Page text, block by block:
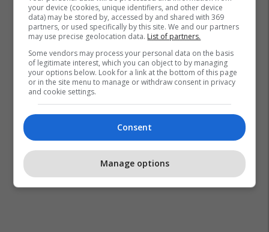
your device (cookies, unique identifiers, and other device
data) may be stored by, accessed by and shared with 369
partners, or used specifically by this site. We and our partners
may use precise geolocation data. List of partners.
Some vendors may process your personal data on the basis
of legitimate interest, which you can object to by managing
your options below. Look for a link at the bottom of this page
or in the site menu to manage or withdraw consent in privacy
and cookie settings.
Consent
Manage options